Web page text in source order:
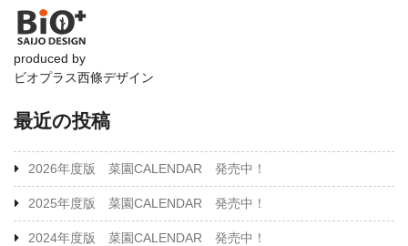
produced by
ビオプラス西條デザイン
最近の投稿
2026年度版 菜園CALENDAR 発売中！
2025年度版 菜園CALENDAR 発売中！
2024年度版 菜園CALENDAR 発売中！